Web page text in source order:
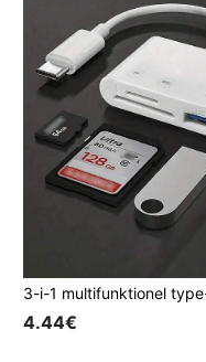
4.44€